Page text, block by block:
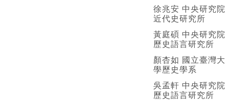
徐兆安 中央研究院
近代史研究所
黃庭碩 中央研究院
歷史語言研究所
顏杏如 國立臺灣大
學歷史學系
吳孟軒 中央研究院
歷史語言研究所